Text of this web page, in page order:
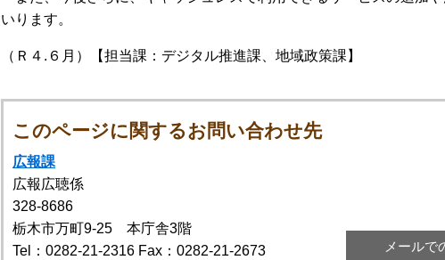
いります。
（Ｒ４.６月）【担当課：デジタル推進課、地域政策課】
このページに関するお問い合わせ先
広報課
広報広聴係
328-8686
栃木市万町9-25 本庁舎3階
Tel：0282-21-2316 Fax：0282-21-2673 メールで